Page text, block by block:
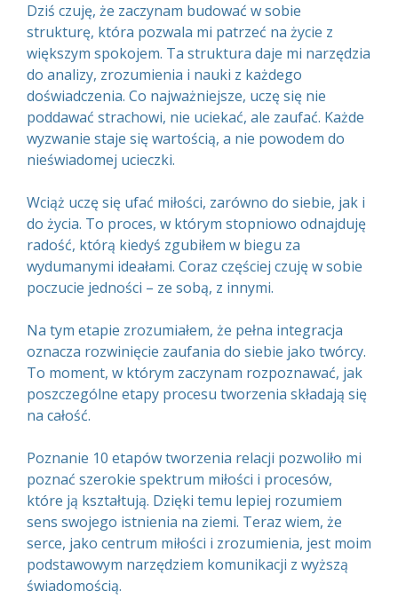
Dziś czuję, że zaczynam budować w sobie
strukturę, która pozwala mi patrzeć na życie z
większym spokojem. Ta struktura daje mi narzędzia
do analizy, zrozumienia i nauki z każdego
doświadczenia. Co najważniejsze, uczę się nie
poddawać strachowi, nie uciekać, ale zaufać. Każde
wyzwanie staje się wartością, a nie powodem do
nieświadomej ucieczki.
Wciąż uczę się ufać miłości, zarówno do siebie, jak i
do życia. To proces, w którym stopniowo odnajduję
radość, którą kiedyś zgubiłem w biegu za
wydumanymi ideałami. Coraz częściej czuję w sobie
poczucie jedności – ze sobą, z innymi.
Na tym etapie zrozumiałem, że pełna integracja
oznacza rozwinięcie zaufania do siebie jako twórcy.
To moment, w którym zaczynam rozpoznawać, jak
poszczególne etapy procesu tworzenia składają się
na całość.
Poznanie 10 etapów tworzenia relacji pozwoliło mi
poznać szerokie spektrum miłości i procesów,
które ją kształtują. Dzięki temu lepiej rozumiem
sens swojego istnienia na ziemi. Teraz wiem, że
serce, jako centrum miłości i zrozumienia, jest moim
podstawowym narzędziem komunikacji z wyższą
świadomością.